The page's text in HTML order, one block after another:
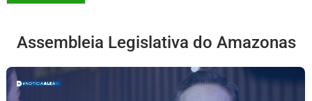
Assembleia Legislativa do Amazonas